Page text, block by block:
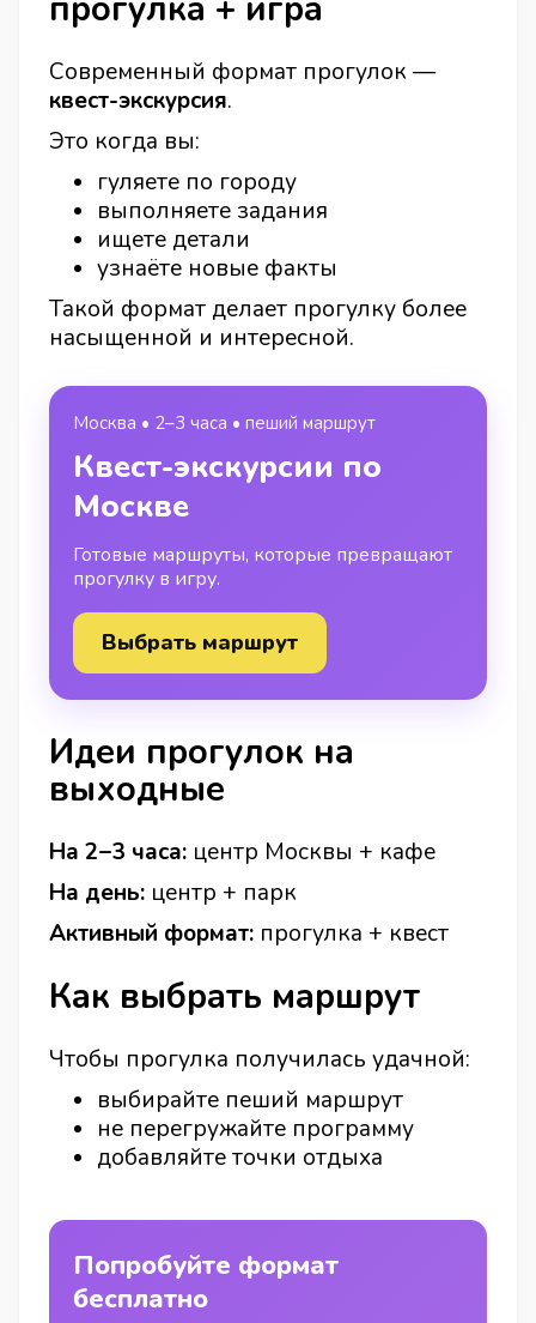
Современный формат прогулок —
квест-экскурсия.
Это когда вы:
гуляете по городу
выполняете задания
ищете детали
узнаёте новые факты
Такой формат делает прогулку более
насыщенной и интересной.
Москва • 2–3 часа • пеший маршрут
Квест-экскурсии по
Москве
Готовые маршруты, которые превращают
прогулку в игру.
Выбрать маршрут
Идеи прогулок на
выходные
На 2–3 часа: центр Москвы + кафе
На день: центр + парк
Активный формат: прогулка + квест
Как выбрать маршрут
Чтобы прогулка получилась удачной:
выбирайте пеший маршрут
не перегружайте программу
добавляйте точки отдыха
Попробуйте формат
бесплатно